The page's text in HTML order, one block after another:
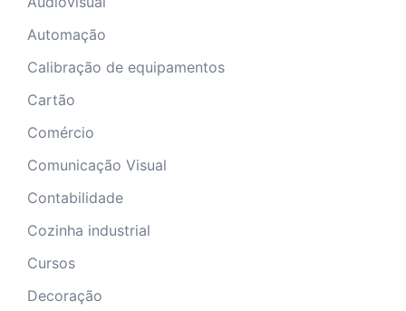
Automação
Calibração de equipamentos
Cartão
Comércio
Comunicação Visual
Contabilidade
Cozinha industrial
Cursos
Decoração